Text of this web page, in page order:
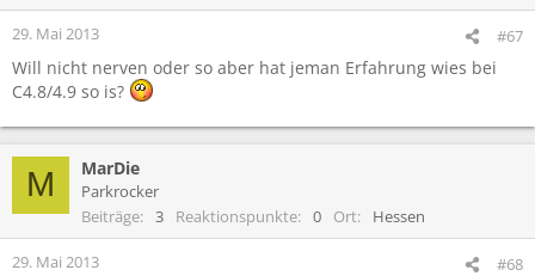
29. Mai 2013 #67
Will nicht nerven oder so aber hat jeman Erfahrung wies bei
C4.8/4.9 so is?
M MarDie
Parkrocker
Beiträge
3 Reaktionspunkte 0 Ort Hessen
29. Mai 2013 #68